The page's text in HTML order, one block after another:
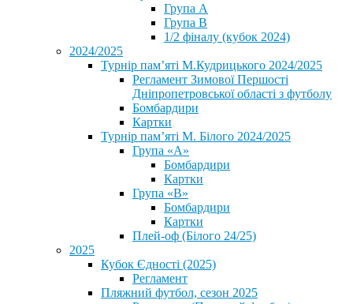
Група А
Група В
1/2 фіналу (кубок 2024)
2024/2025
Турнір пам’яті М.Кудрицького 2024/2025
Регламент Зимової Першості
Дніпропетровської області з футболу
Бомбардири
Картки
Турнір пам’яті М. Білого 2024/2025
Група «А»
Бомбардири
Картки
Група «В»
Бомбардири
Картки
Плей-оф (Білого 24/25)
2025
Кубок Єдності (2025)
Регламент
Пляжний футбол, сезон 2025